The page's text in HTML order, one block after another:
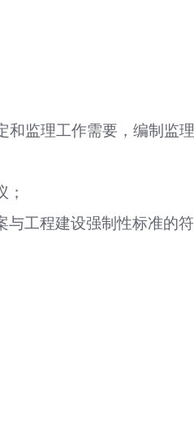
监理工作需要，编制监
工程建设强制性标准的符